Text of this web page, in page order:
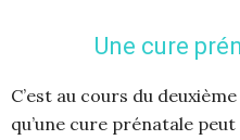
Une cure
C’est au cours du
qu’une cure prénatale